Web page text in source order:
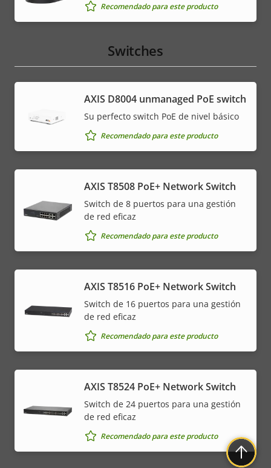
Recomendado para este producto
Switches
AXIS ​D8004 unmanaged PoE switch
Su perfecto switch PoE de nivel básico
Recomendado para este producto
AXIS T8508 PoE+ Network Switch
Switch de 8 puertos para una gestión
de red eficaz
Recomendado para este producto
AXIS T8516 PoE+ Network Switch
Switch de 16 puertos para una gestión
de red eficaz
Recomendado para este producto
AXIS T8524 PoE+ Network Switch
Switch de 24 puertos para una gestión
de red eficaz
Recomendado para este producto